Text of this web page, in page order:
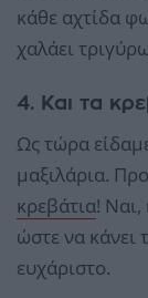
κάθε αχτίδα
χαλάει
4. Και τα
Ως τώρα
μαξιλάρια.
κρεβάτια! Ναι,
ώστε να κάνει
ευχάριστο.